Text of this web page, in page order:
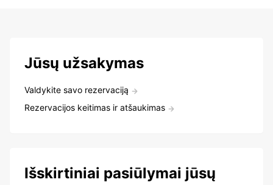
Jūsų užsakymas
Valdykite savo rezervaciją
Rezervacijos keitimas ir atšaukimas
Išskirtiniai pasiūlymai jūsų